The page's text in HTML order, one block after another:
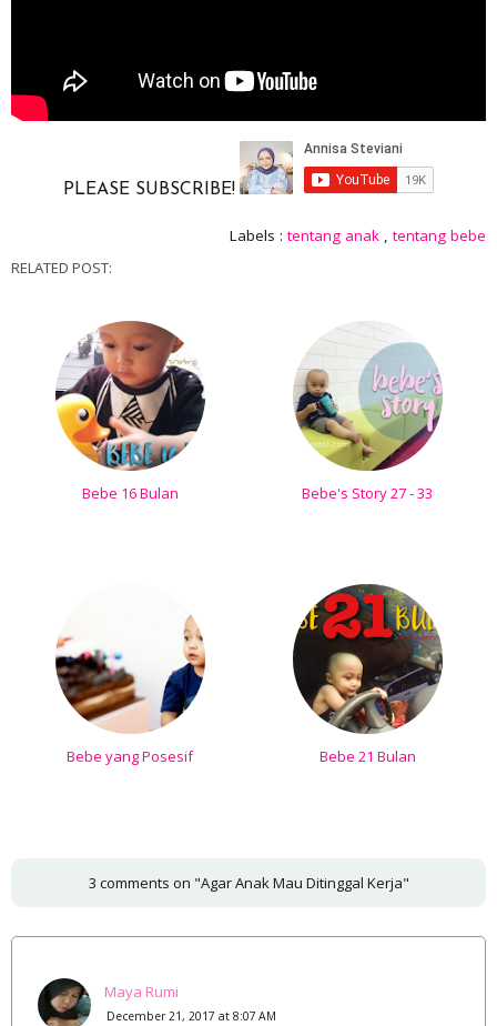
PLEASE SUBSCRIBE!
Labels :tentang anak ,tentang bebe
RELATED POST:
Bebe 16 Bulan Bebe's Story 27 - 33
Bebe yang Posesif Bebe 21 Bulan
3 comments on "Agar Anak Mau Ditinggal Kerja"
Maya Rumi
December 21, 2017 at 8:07 AM